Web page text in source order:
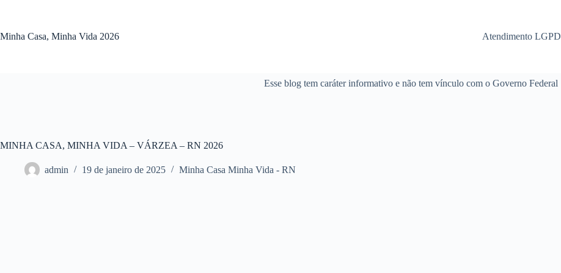
conteúdo
Minha Casa, Minha Vida 2026 Atendimento LGPD
Esse blog tem caráter informativo e não tem vínculo com o Governo Federal
MINHA CASA, MINHA VIDA – VÁRZEA – RN 2026
admin 19 de janeiro de 2025 Minha Casa Minha Vida - RN